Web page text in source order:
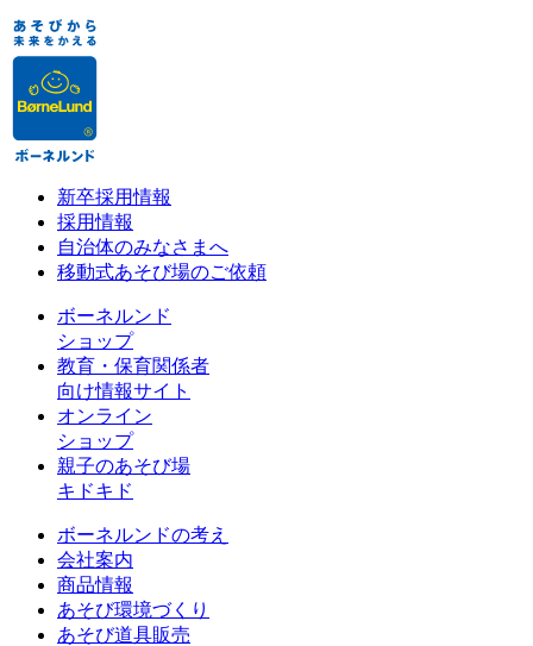
新卒採用情報
採用情報
自治体のみなさまへ
移動式あそび場のご依頼
ボーネルンド
ショップ
教育・保育関係者
向け情報サイト
オンライン
ショップ
親子のあそび場
キドキド
ボーネルンドの考え
会社案内
商品情報
あそび環境づくり
あそび道具販売